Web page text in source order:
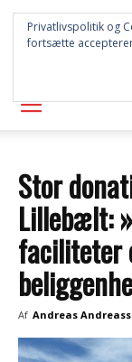
Stor
Lillebælt:
faciliteter
Af Andreas
Privatlivspolitik og
fortsætte